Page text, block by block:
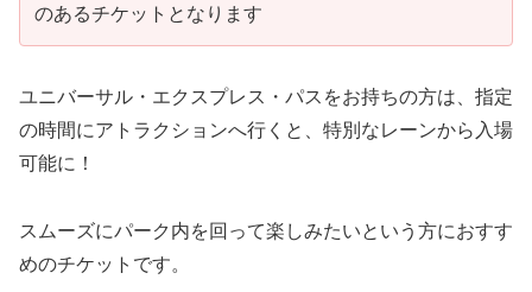
のあるチケットとなります
ユニバーサル・エクスプレス・パスをお持ちの方は、指定
の時間にアトラクションへ行くと、特別なレーンから入場
可能に！
スムーズにパーク内を回って楽しみたいという方におすす
めのチケットです。